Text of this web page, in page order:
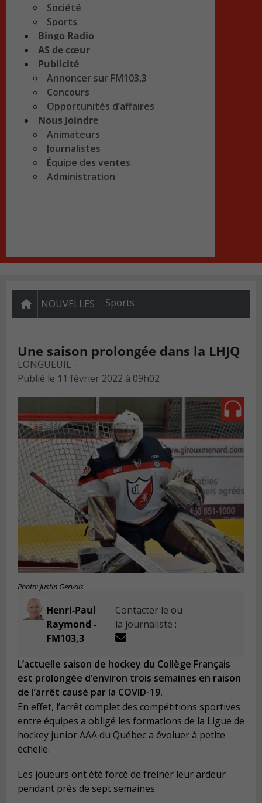
Société
Sports
Bingo Radio
AS de cœur
Publicité
Annoncer sur FM103,3
Concours
Opportunités d’affaires
Nous Joindre
Animateurs
Journalistes
Équipe des ventes
Administration
NOUVELLES Sports
Une saison prolongée dans la LHJQ
LONGUEUIL -
Publié le 11 février 2022 à 09h02
Photo: Justin Gervais
Henri-Paul
Raymond -
FM103,3
Contacter le ou
la journaliste :
L’actuelle saison de hockey du Collège Français
est prolongée d’environ trois semaines en raison
de l’arrêt causé par la COVID-19.
En effet, l’arrêt complet des compétitions sportives
entre équipes a obligé les formations de la Ligue de
hockey junior AAA du Québec a évoluer à petite
échelle.
Les joueurs ont été forcé de freiner leur ardeur
pendant près de sept semaines.